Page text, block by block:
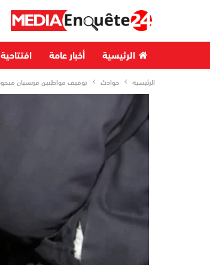
الرئيسية أخبار عامة افتتاحية
الرئيسية حوادث توقيف مواطنين فرنسيان